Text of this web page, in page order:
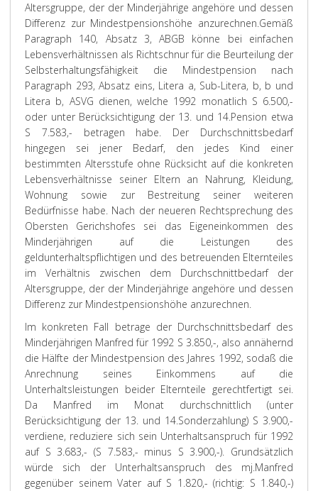
Altersgruppe, der der Minderjährige angehöre und dessen
Differenz zur Mindestpensionshöhe anzurechnen.Gemäß
Paragraph 140, Absatz 3, ABGB könne bei einfachen
Lebensverhältnissen als Richtschnur für die Beurteilung der
Selbsterhaltungsfähigkeit die Mindestpension nach
Paragraph 293, Absatz eins, Litera a, Sub-Litera, b, b und
Litera b, ASVG dienen, welche 1992 monatlich S 6.500,-
oder unter Berücksichtigung der 13. und 14.Pension etwa
S 7.583,- betragen habe. Der Durchschnittsbedarf
hingegen sei jener Bedarf, den jedes Kind einer
bestimmten Altersstufe ohne Rücksicht auf die konkreten
Lebensverhältnisse seiner Eltern an Nahrung, Kleidung,
Wohnung sowie zur Bestreitung seiner weiteren
Bedürfnisse habe. Nach der neueren Rechtsprechung des
Obersten Gerichshofes sei das Eigeneinkommen des
Minderjährigen auf die Leistungen des
geldunterhaltspflichtigen und des betreuenden Elternteiles
im Verhältnis zwischen dem Durchschnittbedarf der
Altersgruppe, der der Minderjährige angehöre und dessen
Differenz zur Mindestpensionshöhe anzurechnen.
Im konkreten Fall betrage der Durchschnittsbedarf des
Minderjährigen Manfred für 1992 S 3.850,-, also annähernd
die Hälfte der Mindestpension des Jahres 1992, sodaß die
Anrechnung seines Einkommens auf die
Unterhaltsleistungen beider Elternteile gerechtfertigt sei.
Da Manfred im Monat durchschnittlich (unter
Berücksichtigung der 13. und 14.Sonderzahlung) S 3.900,-
verdiene, reduziere sich sein Unterhaltsanspruch für 1992
auf S 3.683,- (S 7.583,- minus S 3.900,-). Grundsätzlich
würde sich der Unterhaltsanspruch des mj.Manfred
gegenüber seinem Vater auf S 1.820,- (richtig: S 1.840,-)